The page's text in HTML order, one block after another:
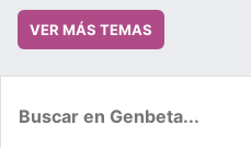
VER MÁS TEMAS